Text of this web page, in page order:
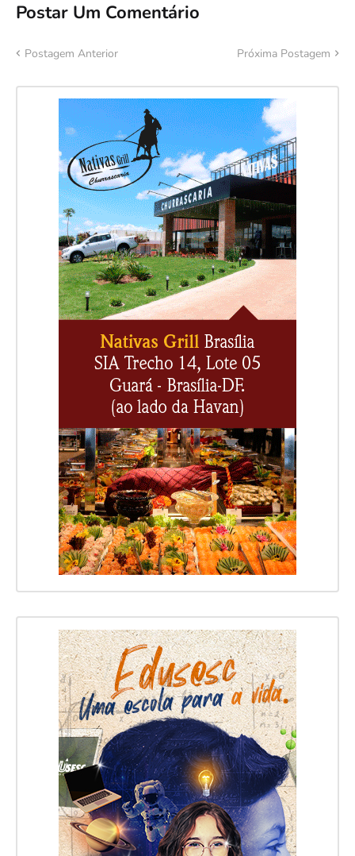
Postar Um Comentário
Postagem Anterior Próxima Postagem